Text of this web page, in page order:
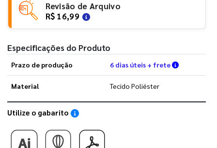
Revisão de Arquivo
R$ 16,99
Especificações do Produto
Prazo de produção 6 dias úteis + frete Verifique
Material Tecido Poliéster
Utilize o gabarito Saiba como utilizar os nossos gabaritos